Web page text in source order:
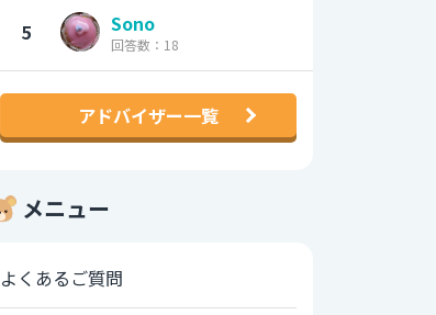
5 Sono
回答数：18
アドバイザー一覧
メニュー
よくあるご質問